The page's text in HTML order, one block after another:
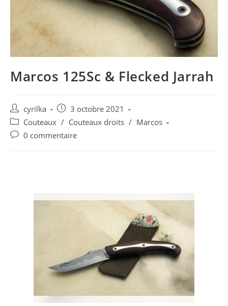
Marcos 125Sc & Flecked Jarrah
Post
author:
cyrilka
Post
published:
3 octobre 2021
Post
category:
Couteaux / Couteaux droits / Marcos
Post0 commentaire